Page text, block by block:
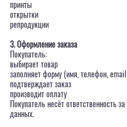
принты
открытки
репродукции
3. Оформление заказа
Покупатель:
выбирает товар
заполняет форму (имя, телефон,
подтверждает заказ
производит оплату
Покупатель несёт ответственность
данных.